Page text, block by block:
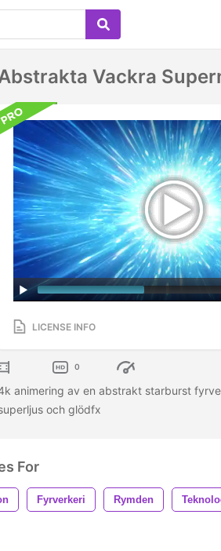
Vackra
LICENSE INFO
0
animering av en abstrakt starburst
och glödfx
For
Fyrverkeri Rymden